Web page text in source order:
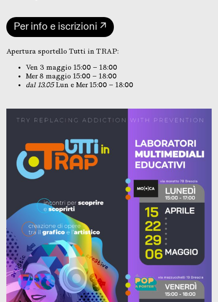
Per info e iscrizioni ↗
Apertura sportello Tutti in TRAP:
Ven 3 maggio 15:00 — 18:00
Mer 8 maggio 15:00 — 18:00
dal 13.05Lun e Mer 15:00 — 18:00